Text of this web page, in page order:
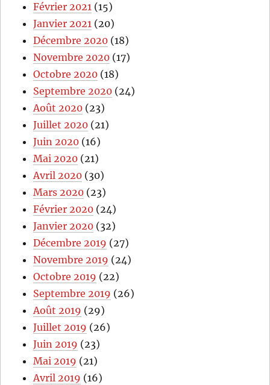
Février 2021 (15)
Janvier 2021 (20)
Décembre 2020 (18)
Novembre 2020 (17)
Octobre 2020 (18)
Septembre 2020 (24)
Août 2020 (23)
Juillet 2020 (21)
Juin 2020 (16)
Mai 2020 (21)
Avril 2020 (30)
Mars 2020 (23)
Février 2020 (24)
Janvier 2020 (32)
Décembre 2019 (27)
Novembre 2019 (24)
Octobre 2019 (22)
Septembre 2019 (26)
Août 2019 (29)
Juillet 2019 (26)
Juin 2019 (23)
Mai 2019 (21)
Avril 2019 (16)